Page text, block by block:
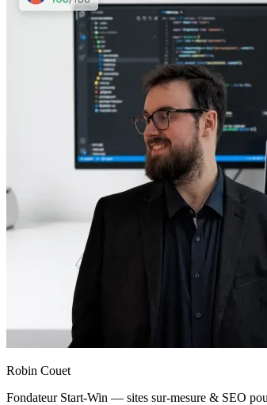
Robin Couet
Fondateur Start-Win — sites sur-mesure & SEO